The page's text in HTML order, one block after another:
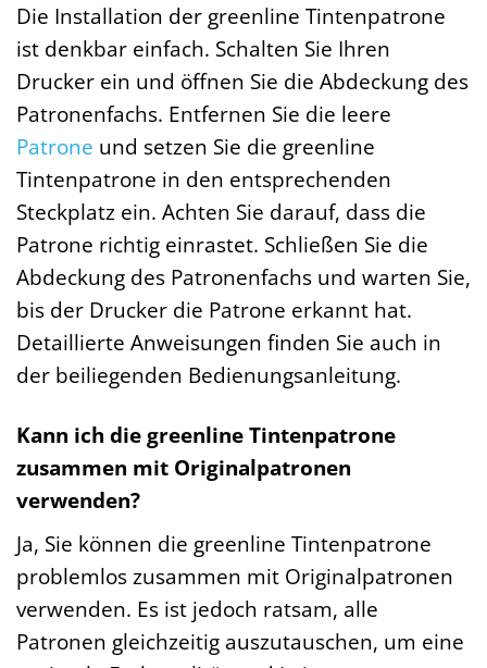
Die Installation der greenline Tintenpatrone
ist denkbar einfach. Schalten Sie Ihren
Drucker ein und öffnen Sie die Abdeckung des
Patronenfachs. Entfernen Sie die leere
Patrone und setzen Sie die greenline
Tintenpatrone in den entsprechenden
Steckplatz ein. Achten Sie darauf, dass die
Patrone richtig einrastet. Schließen Sie die
Abdeckung des Patronenfachs und warten Sie,
bis der Drucker die Patrone erkannt hat.
Detaillierte Anweisungen finden Sie auch in
der beiliegenden Bedienungsanleitung.
Kann ich die greenline Tintenpatrone
zusammen mit Originalpatronen
verwenden?
Ja, Sie können die greenline Tintenpatrone
problemlos zusammen mit Originalpatronen
verwenden. Es ist jedoch ratsam, alle
Patronen gleichzeitig auszutauschen, um eine